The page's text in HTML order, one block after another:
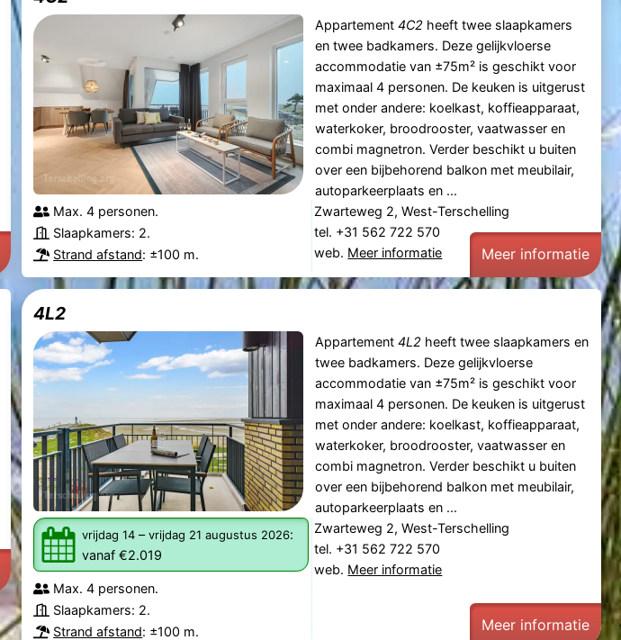
Appartement 4C2 heeft twee slaapkamers
en twee badkamers. Deze gelijkvloerse
accommodatie van ±75m² is geschikt voor
maximaal 4 personen. De keuken is uitgerust
met onder andere: koelkast, koffieapparaat,
waterkoker, broodrooster, vaatwasser en
combi magnetron. Verder beschikt u buiten
over een bijbehorend balkon met meubilair,
autoparkeerplaats en ...
Max. 4 personen.
Slaapkamers: 2.
Strand afstand: ±100 m.
Zwarteweg 2, West-Terschelling
tel. +31 562 722 570
web. Meer informatie Meer informatie
4L2
Appartement 4L2 heeft twee slaapkamers en
twee badkamers. Deze gelijkvloerse
accommodatie van ±75m² is geschikt voor
maximaal 4 personen. De keuken is uitgerust
met onder andere: koelkast, koffieapparaat,
waterkoker, broodrooster, vaatwasser en
combi magnetron. Verder beschikt u buiten
over een bijbehorend balkon met meubilair,
autoparkeerplaats en ...
vrijdag 14–vrijdag 21 augustus 2026:
vanaf €2.019
Max. 4 personen.
Slaapkamers: 2.
Strand afstand: ±100 m.
Zwarteweg 2, West-Terschelling
tel. +31 562 722 570
web. Meer informatie
Meer informatie